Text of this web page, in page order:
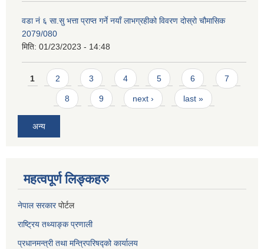
वडा नं ६ सा.सु भत्ता प्राप्त गर्ने नयाँ लाभग्रहीको विवरण दोस्रो चौमासिक
2079/080
मिति: 01/23/2023 - 14:48
Pages
1 2 3 4 5 6 7
8 9 next › last »
अन्य
महत्वपूर्ण लिङ्कहरु
नेपाल सरकारपोर्टल
राष्ट्रिय तथ्याङ्क प्रणाली
प्रधानमन्त्री तथा मन्त्रिपरिषद्को कार्यालय